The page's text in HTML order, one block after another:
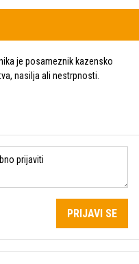
je posameznik kazensko
nasilja ali nestrpnosti.
PRIJAVI SE